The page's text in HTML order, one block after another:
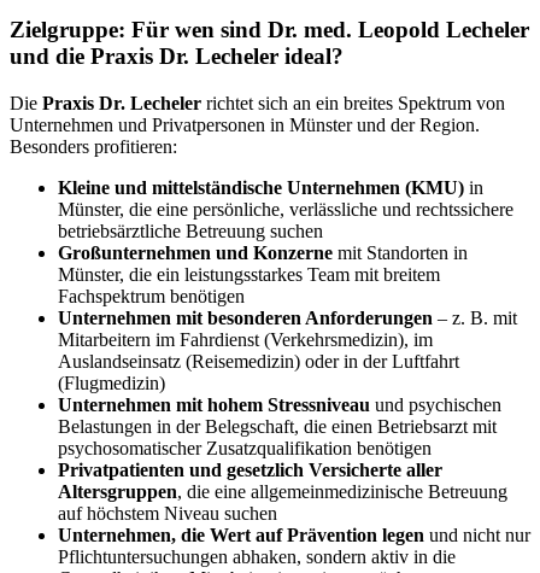
Zielgruppe: Für wen sind Dr. med. Leopold Lecheler
und die Praxis Dr. Lecheler ideal?
Die Praxis Dr. Lecheler richtet sich an ein breites Spektrum von
Unternehmen und Privatpersonen in Münster und der Region.
Besonders profitieren:
Kleine und mittelständische Unternehmen (KMU) in
Münster, die eine persönliche, verlässliche und rechtssichere
betriebsärztliche Betreuung suchen
Großunternehmen und Konzerne mit Standorten in
Münster, die ein leistungsstarkes Team mit breitem
Fachspektrum benötigen
Unternehmen mit besonderen Anforderungen – z. B. mit
Mitarbeitern im Fahrdienst (Verkehrsmedizin), im
Auslandseinsatz (Reisemedizin) oder in der Luftfahrt
(Flugmedizin)
Unternehmen mit hohem Stressniveau und psychischen
Belastungen in der Belegschaft, die einen Betriebsarzt mit
psychosomatischer Zusatzqualifikation benötigen
Privatpatienten und gesetzlich Versicherte aller
Altersgruppen, die eine allgemeinmedizinische Betreuung
auf höchstem Niveau suchen
Unternehmen, die Wert auf Prävention legen und nicht nur
Pflichtuntersuchungen abhaken, sondern aktiv in die